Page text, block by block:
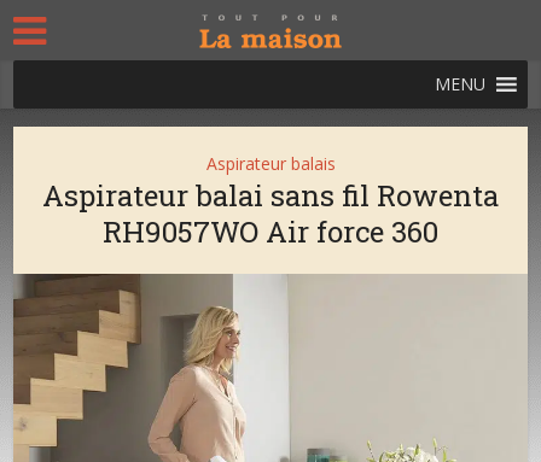
MENU
Aspirateur balais
Aspirateur balai sans fil Rowenta
RH9057WO Air force 360